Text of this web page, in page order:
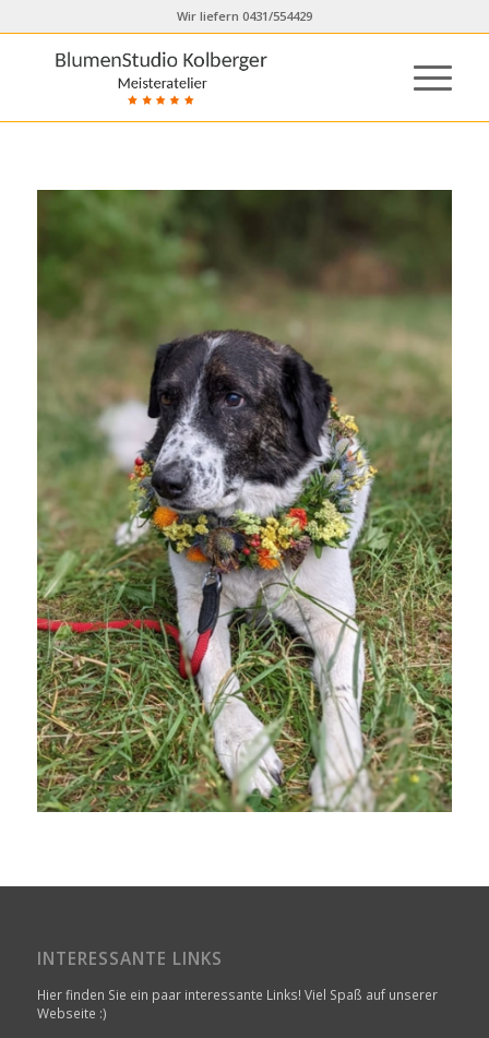
Wir liefern 0431/554429
INTERESSANTE LINKS
Hier finden Sie ein paar interessante Links! Viel Spaß auf unserer
Webseite :)